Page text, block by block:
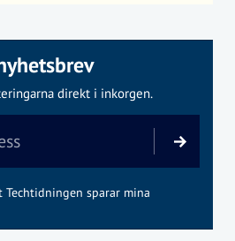
direkt i inkorgen.
Techtidningen sparar mina